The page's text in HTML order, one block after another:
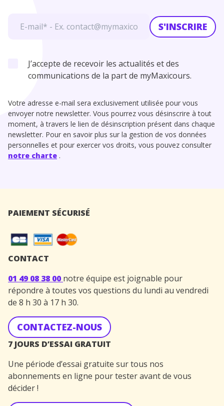
S'INSCRIRE
J’accepte de recevoir les actualités et des
communications de la part de myMaxicours.
Votre adresse e-mail sera exclusivement utilisée pour vous
envoyer notre newsletter. Vous pourrez vous désinscrire à tout
moment, à travers le lien de désinscription présent dans chaque
newsletter. Pour en savoir plus sur la gestion de vos données
personnelles et pour exercer vos droits, vous pouvez consulter
notre charte .
PAIEMENT SÉCURISÉ
CONTACT
01 49 08 38 00 notre équipe est joignable pour
répondre à toutes vos questions du lundi au vendredi
de 8 h 30 à 17 h 30.
CONTACTEZ-NOUS
7 JOURS D’ESSAI GRATUIT
Une période d’essai gratuite sur tous nos
abonnements en ligne pour tester avant de vous
décider !